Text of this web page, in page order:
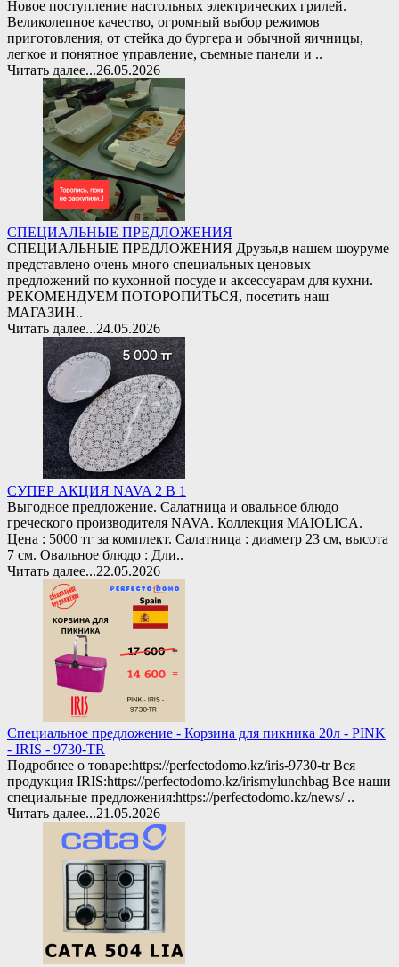
Новое поступление настольных электрических грилей.
Великолепное качество, огромный выбор режимов
приготовления, от стейка до бургера и обычной яичницы,
легкое и понятное управление, съемные панели и ..
Читать далее...26.05.2026
СПЕЦИАЛЬНЫЕ ПРЕДЛОЖЕНИЯ
СПЕЦИАЛЬНЫЕ ПРЕДЛОЖЕНИЯ Друзья,в нашем шоуруме
представлено очень много специальных ценовых
предложений по кухонной посуде и аксессуарам для кухни.
РЕКОМЕНДУЕМ ПОТОРОПИТЬСЯ, посетить наш
МАГАЗИН..
Читать далее...24.05.2026
СУПЕР АКЦИЯ NAVA 2 В 1
Выгодное предложение. Салатница и овальное блюдо
греческого производителя NAVA. Коллекция MAIOLICA.
Цена : 5000 тг за комплект. Салатница : диаметр 23 см, высота
7 см. Овальное блюдо : Дли..
Читать далее...22.05.2026
Специальное предложение - Корзина для пикника 20л - PINK
- IRIS - 9730-TR
Подробнее о товаре:https://perfectodomo.kz/iris-9730-tr Вся
продукция IRIS:https://perfectodomo.kz/irismylunchbag Все наши
специальные предложения:https://perfectodomo.kz/news/ ..
Читать далее...21.05.2026